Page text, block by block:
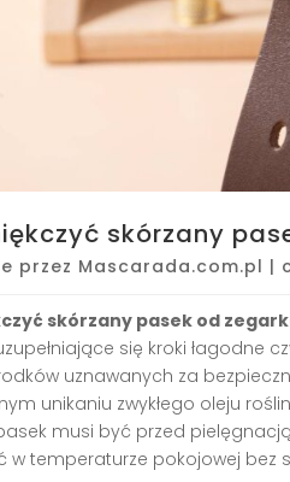
skórzany
przez Mascarada.com.pl |
skórzany pasek od
się kroki łagodne
uznawanych za
unikaniu zwykłego oleju
musi być przed
w temperaturze pokojowej bez